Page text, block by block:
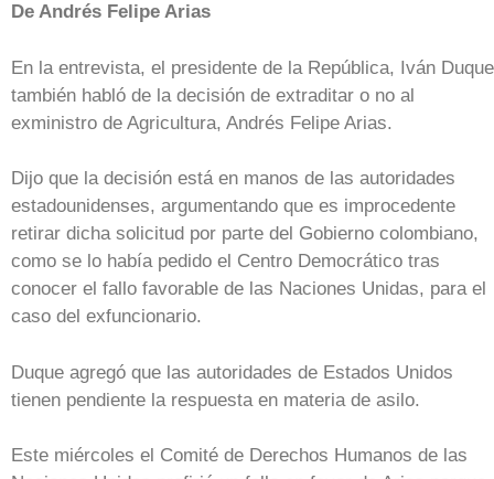
De Andrés Felipe Arias
En la entrevista, el presidente de la República, Iván
también habló de la decisión de extraditar o no al
exministro de Agricultura, Andrés Felipe Arias.
Dijo que la decisión está en manos de las autoridades
estadounidenses, argumentando que es improcedente
retirar dicha solicitud por parte del Gobierno colombiano,
como se lo había pedido el Centro Democrático tras
conocer el fallo favorable de las Naciones Unidas, para el
caso del exfuncionario.
Duque agregó que las autoridades de Estados Unidos
tienen pendiente la respuesta en materia de asilo.
Este miércoles el Comité de Derechos Humanos de las